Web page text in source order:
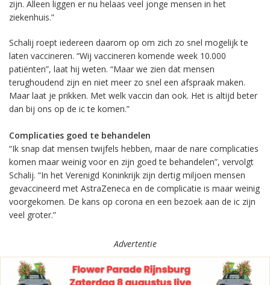
zijn. Alleen liggen er nu helaas veel jonge mensen in het
ziekenhuis.”
Schalij roept iedereen daarom op om zich zo snel mogelijk te
laten vaccineren. “Wij vaccineren komende week 10.000
patiënten”, laat hij weten. “Maar we zien dat mensen
terughoudend zijn en niet meer zo snel een afspraak maken.
Maar laat je prikken. Met welk vaccin dan ook. Het is altijd beter
dan bij ons op de ic te komen.”
Complicaties goed te behandelen
“Ik snap dat mensen twijfels hebben, maar de nare complicaties
komen maar weinig voor en zijn goed te behandelen”, vervolgt
Schalij. “In het Verenigd Koninkrijk zijn dertig miljoen mensen
gevaccineerd met AstraZeneca en de complicatie is maar weinig
voorgekomen. De kans op corona en een bezoek aan de ic zijn
veel groter.”
Advertentie